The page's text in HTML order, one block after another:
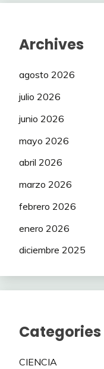
Archives
agosto 2026
julio 2026
junio 2026
mayo 2026
abril 2026
marzo 2026
febrero 2026
enero 2026
diciembre 2025
Categories
CIENCIA